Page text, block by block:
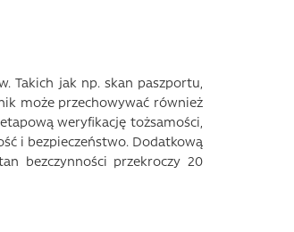
Takich jak np. skan paszportu,
może przechowywać również
weryfikację tożsamości,
i bezpieczeństwo. Dodatkową
bezczynności przekroczy 20